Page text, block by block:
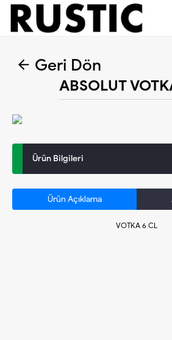
Geri Dön
ABSOLUT
Ürün Bilgileri
Ürün Açıklama
VOTKA 6 CL